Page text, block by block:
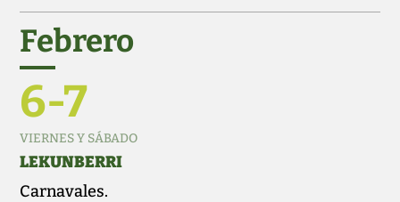
Febrero
6-7
VIERNES Y SÁBADO
LEKUNBERRI
Carnavales.